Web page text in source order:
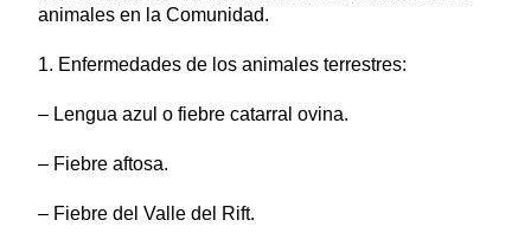
animales en la Comunidad.
1. Enfermedades de los animales terrestres:
– Lengua azul o fiebre catarral ovina.
– Fiebre aftosa.
– Fiebre del Valle del Rift.